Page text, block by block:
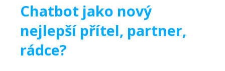
Chatbot jako nový
nejlepší přítel, partner,
rádce?